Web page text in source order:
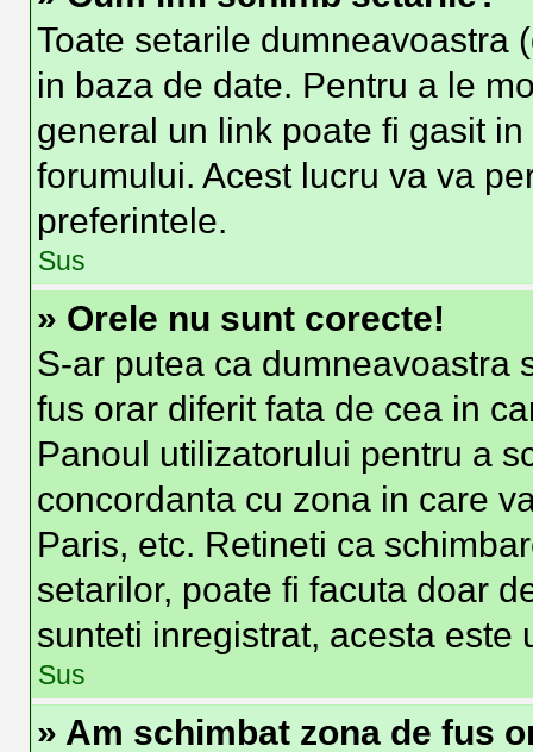
Toate setarile dumneavoastra
in baza de date. Pentru a le
general un link poate fi gasit
forumului. Acest lucru va va
preferintele.
Sus
» Orele nu sunt corecte!
S-ar putea ca dumneavoastra
fus orar diferit fata de cea in
Panoul utilizatorului pentru a
concordanta cu zona in care
Paris, etc. Retineti ca
setarilor, poate fi facuta doar
sunteti inregistrat, acesta este
Sus
» Am schimbat zona de fus